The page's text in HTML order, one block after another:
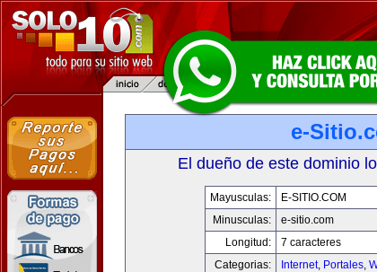
e-
El dueño de este dominio
Mayusculas:
E-SITIO.COM
Minusculas:
e-sitio.com
Longitud:
7 caracteres
Categorias:
Internet, Portales,